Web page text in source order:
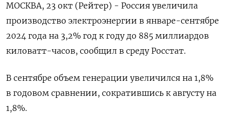
МОСКВА, 23 окт (Рейтер) - Россия увеличила
производство электроэнергии в январе-сентябре
2024 года на 3,2% год к году до 885 миллиардов
киловатт-часов, сообщил в среду Росстат.
В сентябре объем генерации увеличился на 1,8%
в годовом сравнении, сократившись к августу на
1,8%.